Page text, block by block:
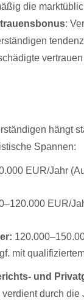
die
:
hängt
Spannen:
EUR/Jahr
EUR/
mit
und
durch die